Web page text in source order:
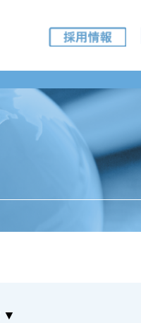
▼
IR情報
採用情報